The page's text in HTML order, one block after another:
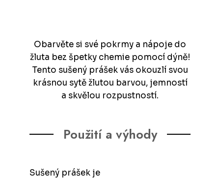
Obarvěte si své pokrmy a nápoje do
žluta bez špetky chemie pomocí dýně!
Tento sušený prášek vás okouzlí svou
krásnou sytě žlutou barvou, jemností
a skvělou rozpustností.
Použití a výhody
Sušený prášek je